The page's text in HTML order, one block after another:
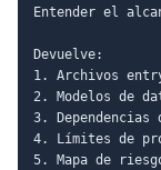
Entender el
Devuelve:
1. Archivos
2. Modelos de
3.
4. Límites de
5. Mapa de